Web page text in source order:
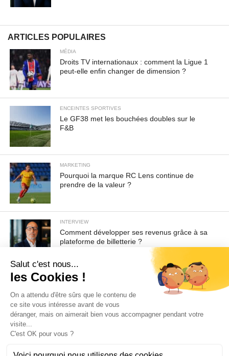
ARTICLES POPULAIRES
MÉDIA
Droits TV internationaux : comment la Ligue 1
peut-elle enfin changer de dimension ?
ENCEINTES SPORTIVES
Le GF38 met les bouchées doubles sur le
F&B
MARKETING
Pourquoi la marque RC Lens continue de
prendre de la valeur ?
INTERVIEW
Comment développer ses revenus grâce à sa
plateforme de billetterie ?
Pour toute demande d'information ou de désabonnement :